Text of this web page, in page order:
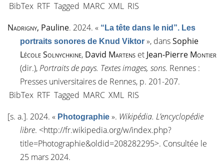
BibTex RTF Tagged MARC XML RIS
Nadrigny, Pauline. 2024. « “La tête dans le nid”. Les
portraits sonores de Knud Viktor », dansSophie
Lécole Solnychkine, David Martens et Jean-Pierre Montier
(dir.),Portraits de pays. Textes images, sons. Rennes :
Presses universitaires de Rennes, p. 201-207.
BibTex RTF Tagged MARC XML RIS
[s. a.]. 2024. « Photographie ». Wikipédia. L’encyclopédie
libre. <http://fr.wikipedia.org/w/index.php?
title=Photographie&oldid=208282295>. Consultée le
25 mars 2024.